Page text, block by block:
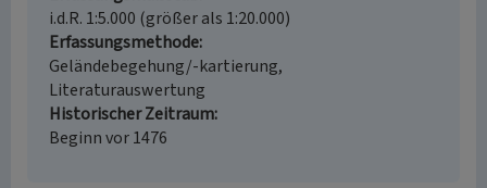
i.d.R. 1:5.000 (größer als 1:20.000)
Erfassungsmethode
Geländebegehung/-kartierung,
Literaturauswertung
Historischer Zeitraum
Beginn vor 1476